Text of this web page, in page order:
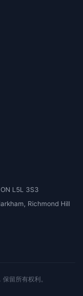
L5L 3S3
Richmond Hill
保留所有权利。